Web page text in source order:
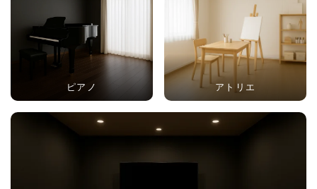
ピアノ アトリエ